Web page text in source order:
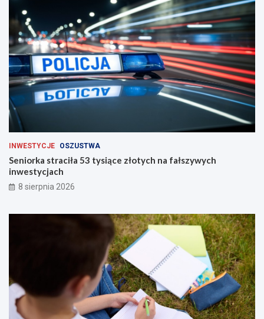
c
INWESTYCJE OSZUSTWA
Seniorka straciła 53 tysiące złotych na fałszywych
inwestycjach
8 sierpnia 2026